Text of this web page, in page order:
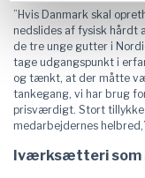
”Hvis Danmark skal
nedslides af fysisk hårdt
de tre unge gutter i
tage udgangspunkt i
og tænkt, at der måtte
tankegang, vi har brug
prisværdigt. Stort
medarbejdernes
Iværksætteri som